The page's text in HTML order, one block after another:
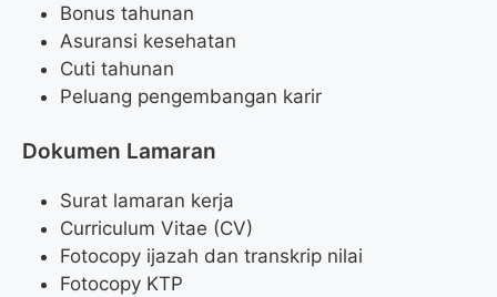
Bonus tahunan
Asuransi kesehatan
Cuti tahunan
Peluang pengembangan karir
Dokumen Lamaran
Surat lamaran kerja
Curriculum Vitae (CV)
Fotocopy ijazah dan transkrip nilai
Fotocopy KTP